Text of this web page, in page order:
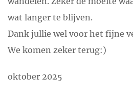
Geniet van de ongerepte rivier
kayak, of lekker zonnend,
picknickend aan een van de
Of maak een boottochtje op
wat langer te blijven.
Dank jullie wel voor het fijne
We komen zeker terug:)
oktober 2025